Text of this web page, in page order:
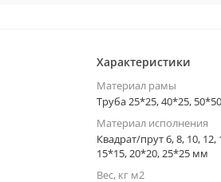
Характеристики
Материал рамы
Труба 25*25, 40*25,
Материал исполнения
Квадрат/прут 6, 8, 10,
15*15, 20*20, 25*25 мм
Вес, кг м2